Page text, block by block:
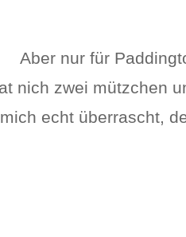
Aber nur für
nich zwei mützchen
echt überrascht,